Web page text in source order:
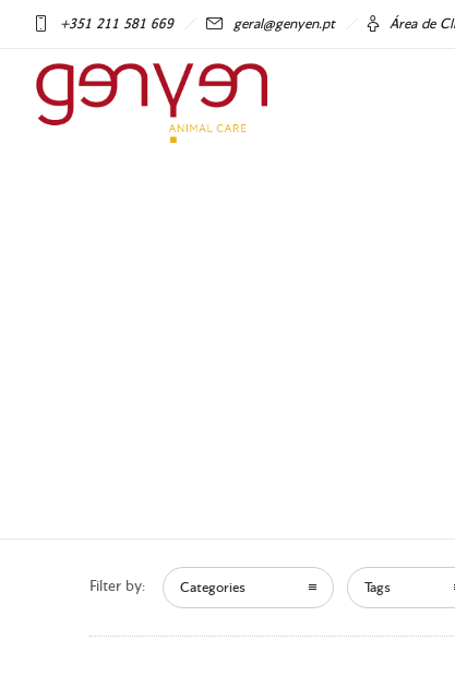
+351 211 581 669 geral@genyen.pt Área de
Filter by: Categories Tags